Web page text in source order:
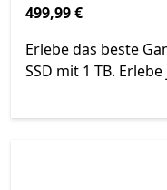
499,99 €
499,99 €
Erlebe das beste
SSD mit 1 TB. Erlebe